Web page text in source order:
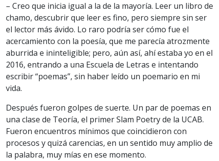
– Creo que inicia igual a la de la mayoría. Leer un libro de
chamo, descubrir que leer es fino, pero siempre sin ser
el lector más ávido. Lo raro podría ser cómo fue el
acercamiento con la poesía, que me parecía atrozmente
aburrida e ininteligible; pero, aún así, ahí estaba yo en el
2016, entrando a una Escuela de Letras e intentando
escribir “poemas”, sin haber leído un poemario en mi
vida.
Después fueron golpes de suerte. Un par de poemas en
una clase de Teoría, el primer Slam Poetry de la UCAB.
Fueron encuentros mínimos que coincidieron con
procesos y quizá carencias, en un sentido muy amplio de
la palabra, muy mías en ese momento.